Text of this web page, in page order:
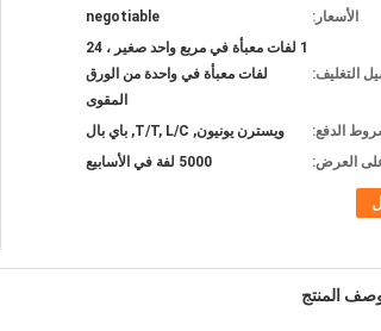
الأسعار:
negotiable
التغليف:
1 لفات معبأة في مربع واحد صغير ، 24
لفات معبأة في واحدة من الورق
المقوى
الدفع:
ويسترن يونيون, T/T, L/C, باي بال
على العرض:
5000 لفة في الأسابيع
المنتج